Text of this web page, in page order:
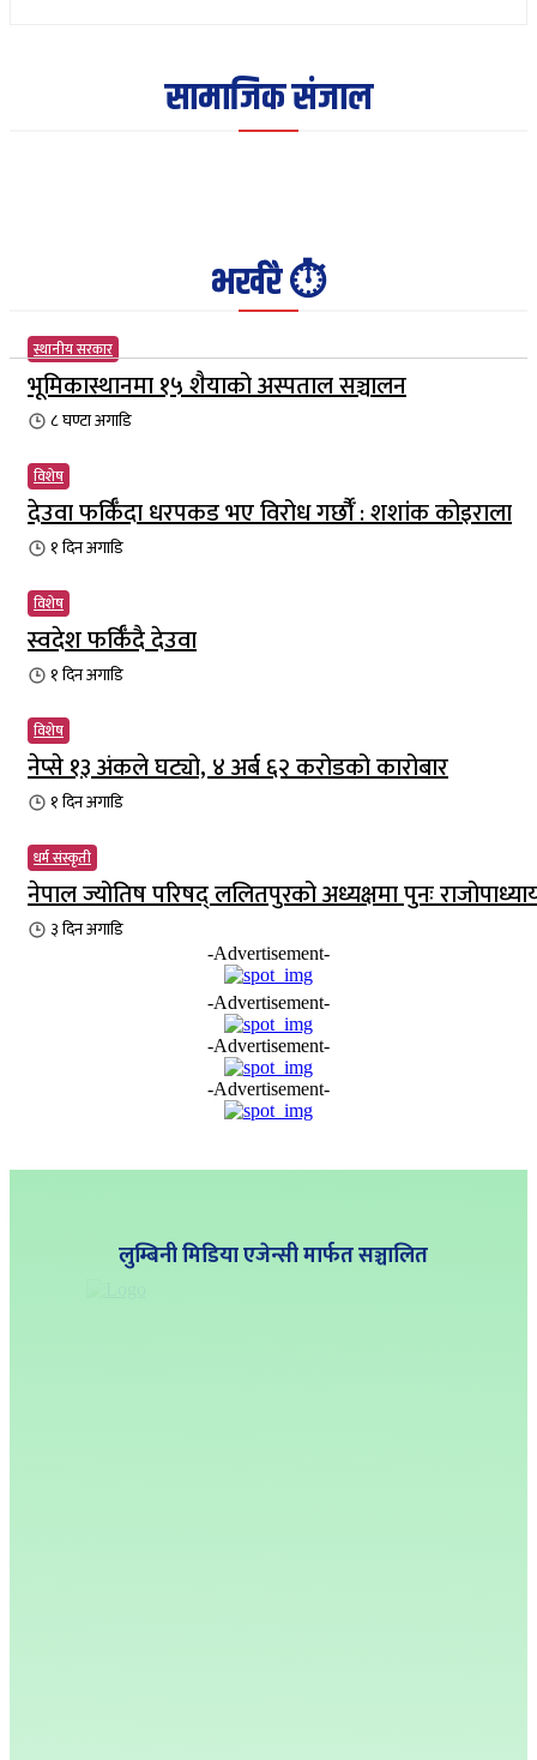
सामाजिक संजाल
भर्खरै ⏱️
स्थानीय सरकार
भूमिकास्थानमा १५ शैयाको अस्पताल सञ्चालन
८ घण्टाअगाडि
विशेष
देउवा फर्किँदा धरपकड भए विरोध गर्छौँं : शशांक कोइराला
१ दिनअगाडि
विशेष
स्वदेश फर्किँदै देउवा
१ दिनअगाडि
विशेष
नेप्से १३ अंकले घट्यो, ४ अर्ब ६२ करोडको कारोबार
१ दिनअगाडि
धर्म संस्कृती
नेपाल ज्योतिष परिषद् ललितपुरको अध्यक्षमा पुनः
३ दिनअगाडि
-Advertisement-
-Advertisement-
-Advertisement-
-Advertisement-
लुम्बिनी मिडिया एजेन्सी मार्फत सञ्चालित